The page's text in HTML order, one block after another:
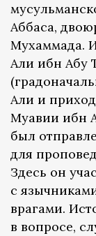
Аббаса,
Мухаммада.
Али ибн Абу
Али и
Муавии ибн
был
для
Здесь он
с
врагами.
в вопросе,